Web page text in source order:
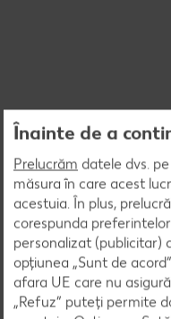
Înainte de a
Prelucrăm datele dvs.
măsura în care acest
acestuia. În plus,
corespunda
personalizat (publicitar)
opțiunea „Sunt de
afara UE care nu
„Refuz” puteți permite